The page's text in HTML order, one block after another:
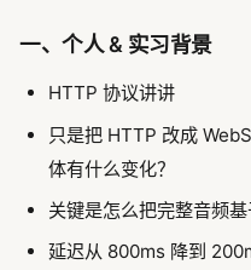
一、个人 & 实习背景
HTTP 协议讲讲
只是把 HTTP 改成
体有什么变化？
关键是怎么把完整音频基
延迟从 800ms 降到